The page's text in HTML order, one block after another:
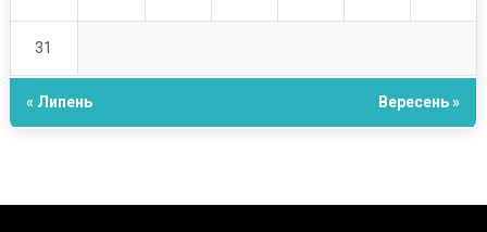
31
« Липень Вересень »